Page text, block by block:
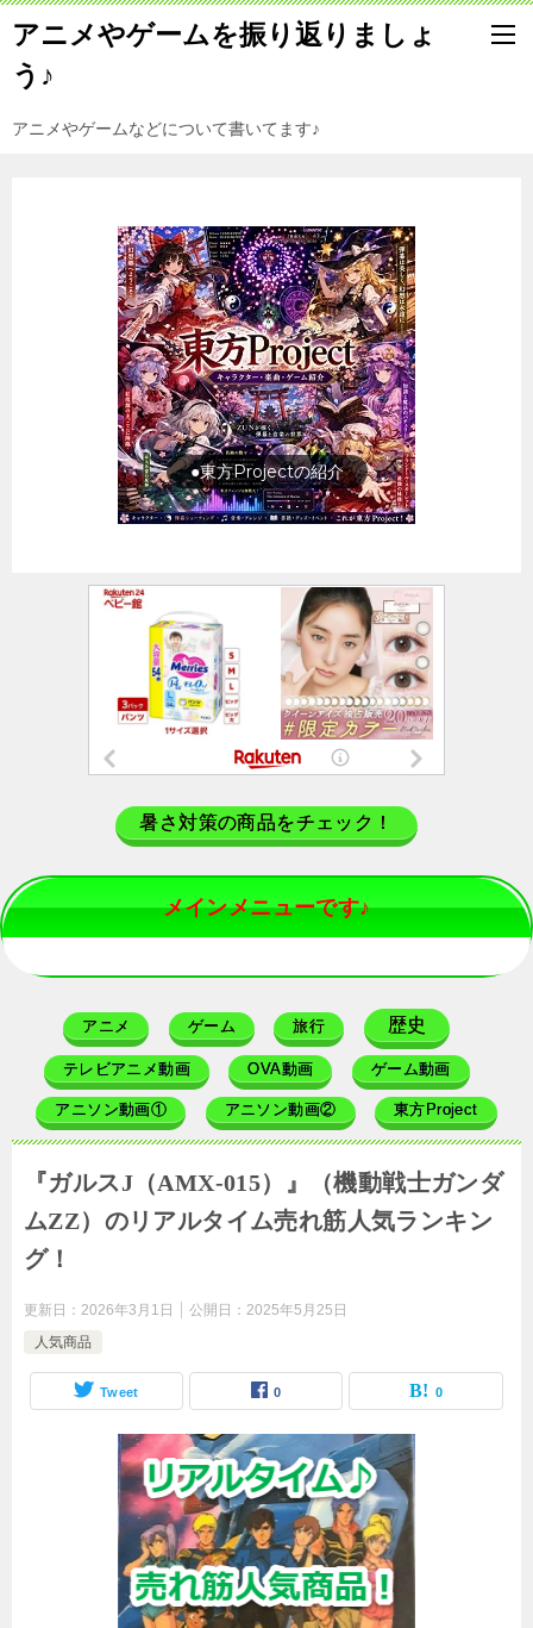
アニメやゲームを振り返りましょ
う♪
アニメやゲームなどについて書いてます♪
●東方Projectの紹介
暑さ対策の商品をチェック！
メインメニューです♪
アニメ ゲーム 旅行 歴史
テレビアニメ動画 OVA動画 ゲーム動画
アニソン動画① アニソン動画② 東方Project
『ガルスJ（AMX-015）』（機動戦士ガンダ
ムΖΖ）のリアルタイム売れ筋人気ランキン
グ！
更新日： 2026年3月1日 公開日： 2025年5月25日
人気商品
Tweet 0 0